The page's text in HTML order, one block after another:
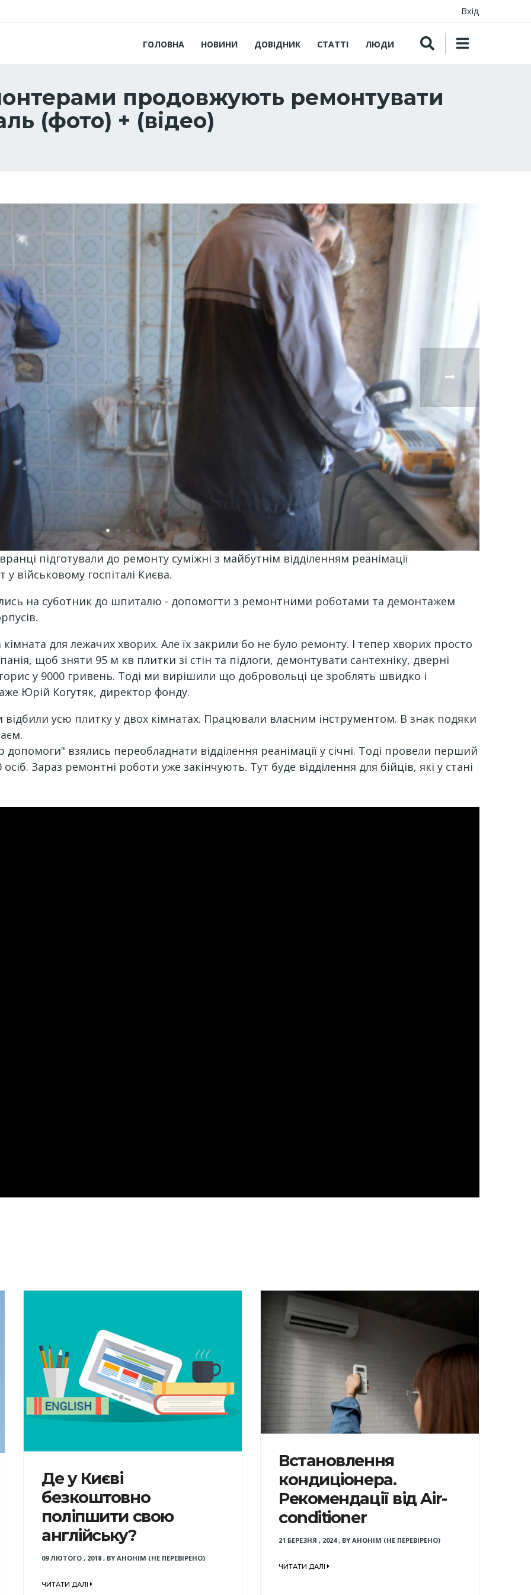
Вхід
ГОЛОВНА НОВИНИ ДОВІДНИК СТАТТІ ЛЮДИ
продовжують ремонтувати
(фото) + (відео)
підготували до ремонту суміжні з майбутнім відділенням реанімації
військовому госпіталі Києва.
на суботник до шпиталю - допомогти з ремонтними роботами та демонтажем
для лежачих хворих. Але їх закрили бо не було ремонту. І тепер хворих просто
щоб зняти 95 м кв плитки зі стін та підлоги, демонтувати сантехніку, дверні
у 9000 гривень. Тоді ми вирішили що добровольці це зроблять швидко і
Юрій Когутяк, директор фонду.
відбили усю плитку у двох кімнатах. Працювали власним інструментом. В знак подяки
взялись переобладнати відділення реанімації у січні. Тоді провели перший
Зараз ремонтні роботи уже закінчують. Тут буде відділення для бійців, які у стані
Де у Києві
безкоштовно
поліпшити свою
англійську?
09 ЛЮТОГО , 2018, BY АНОНІМ (НЕ ПЕРЕВІРЕНО)
ЧИТАТИ ДАЛІ
Встановлення
кондиціонера.
Рекомендації від Air-
conditioner
21 БЕРЕЗНЯ , 2024, BY АНОНІМ (НЕ ПЕРЕВІРЕНО)
ЧИТАТИ ДАЛІ